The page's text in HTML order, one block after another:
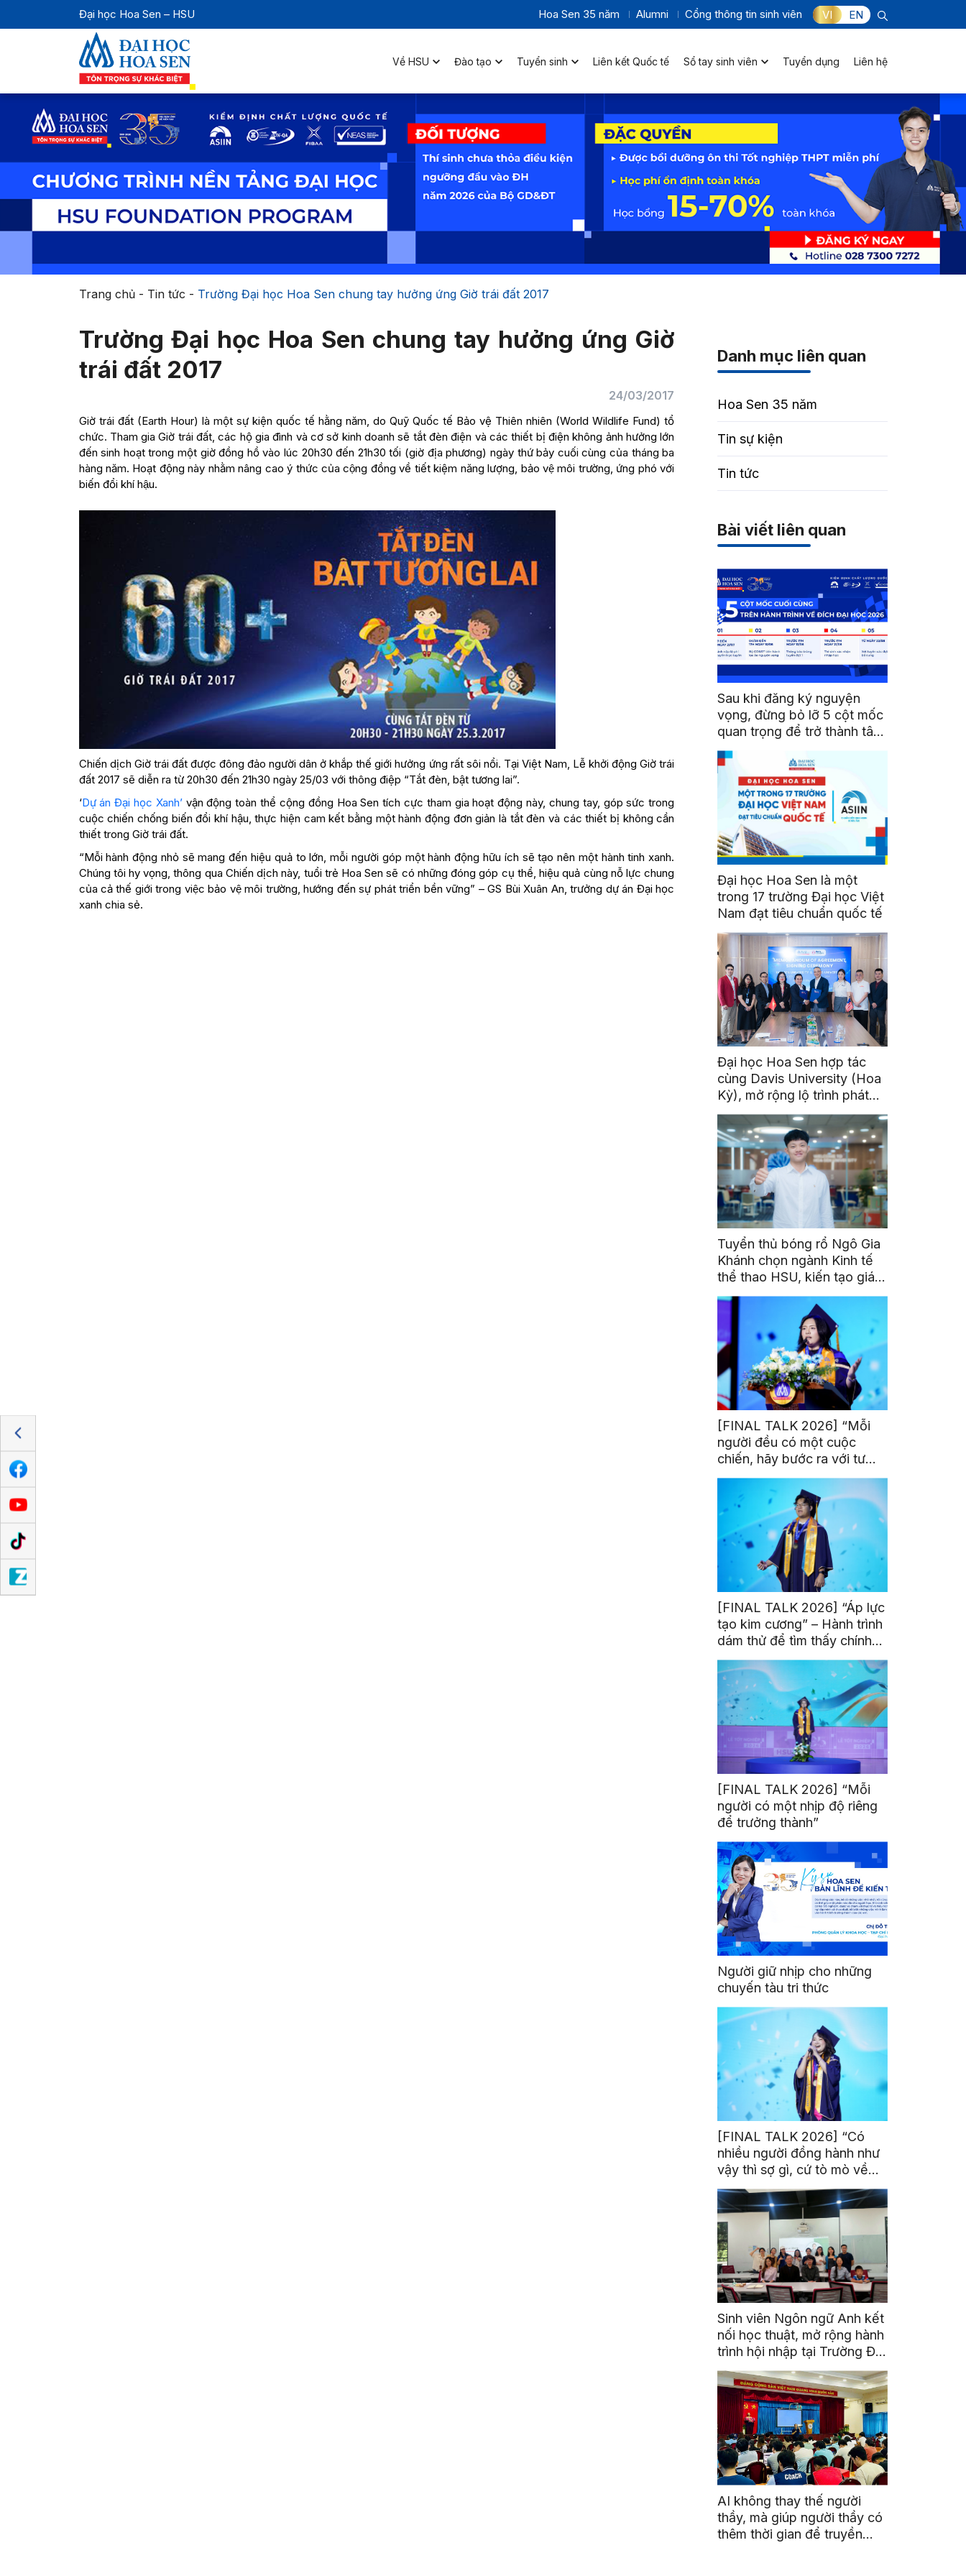
Đại học Hoa Sen – HSU Hoa Sen 35 năm Alumni Cổng thông tin sinh viên VI EN
Về HSU Đào tạo Tuyển sinh Liên kết Quốc tế Sổ tay sinh viên Tuyển dụng Liên hệ
Trang chủ- Tin tức - Trường Đại học Hoa Sen chung tay hưởng ứng Giờ trái đất 2017
Trường Đại học Hoa Sen chung tay hưởng ứng Giờ
trái đất 2017
24/03/2017
Giờ trái đất (Earth Hour) là một sự kiện quốc tế hằng năm, do Quỹ Quốc tế Bảo vệ Thiên nhiên (World Wildlife Fund) tổ
chức. Tham gia Giờ trái đất, các hộ gia đình và cơ sở kinh doanh sẽ tắt đèn điện và các thiết bị điện không ảnh hưởng lớn
đến sinh hoạt trong một giờ đồng hồ vào lúc 20h30 đến 21h30 tối (giờ địa phương) ngày thứ bảy cuối cùng của tháng ba
hàng năm. Hoạt động này nhằm nâng cao ý thức của cộng đồng về tiết kiệm năng lượng, bảo vệ môi trường, ứng phó với
biến đổi khí hậu.
Chiến dịch Giờ trái đất được đông đảo người dân ở khắp thế giới hưởng ứng rất sôi nổi. Tại Việt Nam, Lễ khởi động Giờ trái
đất 2017 sẽ diễn ra từ 20h30 đến 21h30 ngày 25/03 với thông điệp “Tắt đèn, bật tương lai”.
‘Dự án Đại học Xanh’vận động toàn thể cộng đồng Hoa Sen tích cực tham gia hoạt động này, chung tay, góp sức trong
cuộc chiến chống biến đổi khí hậu, thực hiện cam kết bằng một hành động đơn giản là tắt đèn và các thiết bị không cần
thiết trong Giờ trái đất.
“Mỗi hành động nhỏ sẽ mang đến hiệu quả to lớn, mỗi người góp một hành động hữu ích sẽ tạo nên một hành tinh xanh.
Chúng tôi hy vọng, thông qua Chiến dịch này, tuổi trẻ Hoa Sen sẽ có những đóng góp cụ thể, hiệu quả cùng nỗ lực chung
của cả thế giới trong việc bảo vệ môi trường, hướng đến sự phát triển bền vững” – GS Bùi Xuân An, trưởng dự án Đại học
xanh chia sẻ.
Danh mục liên quan
Hoa Sen 35 năm
Tin sự kiện
Tin tức
Bài viết liên quan
Sau khi đăng ký nguyện
vọng, đừng bỏ lỡ 5 cột mốc
quan trọng để trở thành tân
sinh viên HSU
Đại học Hoa Sen là một
trong 17 trường Đại học Việt
Nam đạt tiêu chuẩn quốc tế
Đại học Hoa Sen hợp tác
cùng Davis University (Hoa
Kỳ), mở rộng lộ trình phát
triển toàn cầu cho sinh viên
Tuyển thủ bóng rổ Ngô Gia
Khánh chọn ngành Kinh tế
thể thao HSU, kiến tạo giá
trị từ đam mê thể thao
[FINAL TALK 2026] “Mỗi
người đều có một cuộc
chiến, hãy bước ra với tư
thế của người chiến thắng”
[FINAL TALK 2026] “Áp lực
tạo kim cương” – Hành trình
dám thử để tìm thấy chính
mình
[FINAL TALK 2026] “Mỗi
người có một nhịp độ riêng
để trưởng thành”
Người giữ nhịp cho những
chuyến tàu tri thức
[FINAL TALK 2026] “Có
nhiều người đồng hành như
vậy thì sợ gì, cứ tò mò về
thế giới thôi”
Sinh viên Ngôn ngữ Anh kết
nối học thuật, mở rộng hành
trình hội nhập tại Trường Đại
học Quốc gia Malaysia
AI không thay thế người
thầy, mà giúp người thầy có
thêm thời gian để truyền